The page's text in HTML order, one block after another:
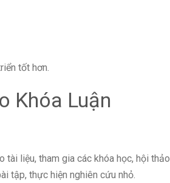
tốt hơn.
Khóa Luận
liệu, tham gia các khóa học, hội thảo.
tập, thực hiện nghiên cứu nhỏ.